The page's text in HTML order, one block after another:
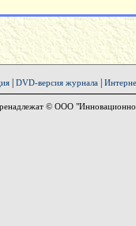
DVD-версия журнала|
© ООО "Инновационно-